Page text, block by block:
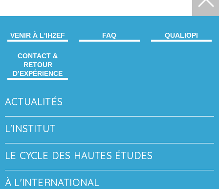
VENIR À L'IH2EF FAQ QUALIOPI
CONTACT &
RETOUR
D’EXPÉRIENCE
ACTUALITÉS
L'INSTITUT
LE CYCLE DES HAUTES ÉTUDES
À L'INTERNATIONAL